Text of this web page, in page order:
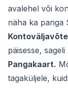
avalehel või
näha ka panga
päisesse,
Pangakaart.
tagaküljele,